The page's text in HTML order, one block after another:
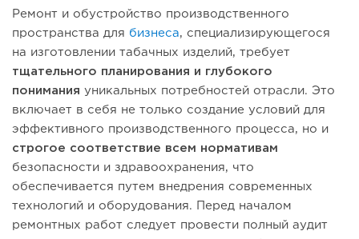
Ремонт и обустройство производственного
пространства для бизнеса, специализирующегося
на изготовлении табачных изделий, требует
тщательного планирования и глубокого
понимания уникальных потребностей отрасли. Это
включает в себя не только создание условий для
эффективного производственного процесса, но и
строгое соответствие всем нормативам
безопасности и здравоохранения, что
обеспечивается путем внедрения современных
технологий и оборудования. Перед началом
ремонтных работ следует провести полный аудит